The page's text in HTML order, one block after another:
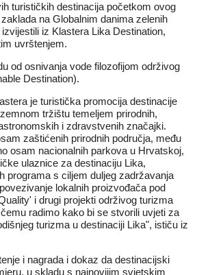
turističkih destinacija početkom ovog
na Globalnim danima zelenih
iz Klastera Lika Destination,
uvrštenjem.
od osnivanja vode filozofijom održivog
Destination).
je turistička promocija destinacije
tržištu temeljem prirodnih,
i zdravstvenih značajki.
zaštićenih prirodnih područja, među
osam nacionalnih parkova u Hrvatskoj,
ulaznice za destinaciju Lika,
programa s ciljem duljeg zadržavanja
lokalnih proizvođača pod
i drugi projekti održivog turizma
radimo kako bi se stvorili uvjeti za
turizma u destinaciji Lika", ističu iz
i nagrada i dokaz da destinacijski
u skladu s najnovijim svjetskim